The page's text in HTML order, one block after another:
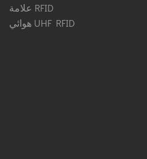
علامة RFID
هوائي UHF RFID